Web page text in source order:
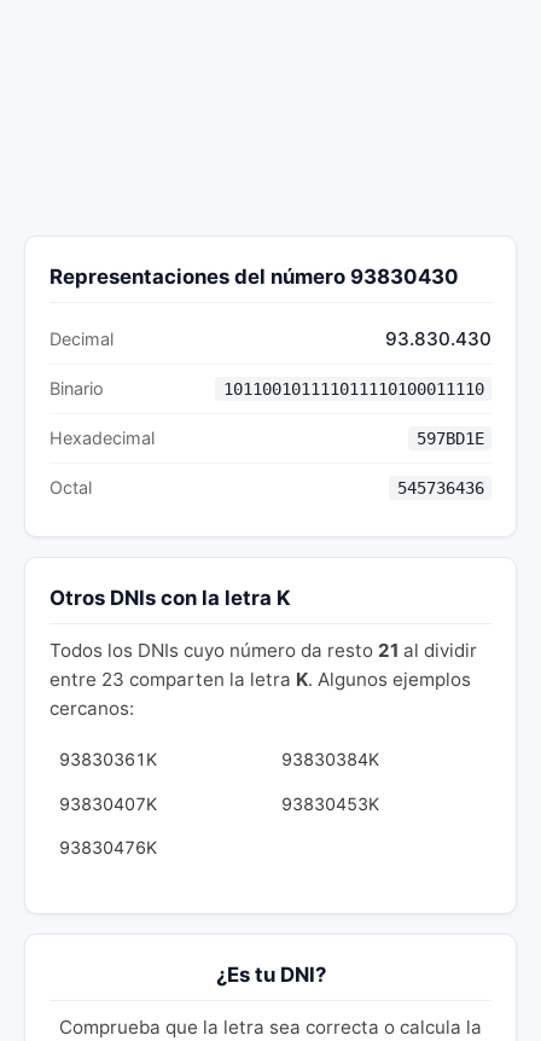
Representaciones del número 93830430
Decimal 93.830.430
Binario 101100101111011110100011110
Hexadecimal 597BD1E
Octal 545736436
Otros DNIs con la letra K
Todos los DNIs cuyo número da resto 21 al dividir
entre 23 comparten la letra K. Algunos ejemplos
cercanos:
93830361K 93830384K
93830407K 93830453K
93830476K
¿Es tu DNI?
Comprueba que la letra sea correcta o calcula la